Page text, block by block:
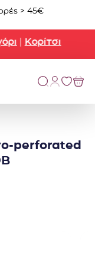
> 45€
|Κορίτσι
perforated